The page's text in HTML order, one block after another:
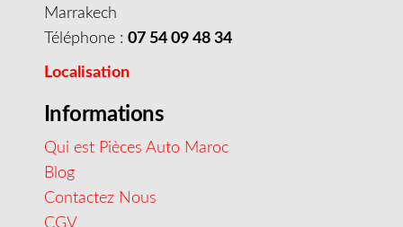
Marrakech
Téléphone : 07 54 09 48 34
Localisation
Informations
Qui est Pièces Auto Maroc
Blog
Contactez Nous
CGV